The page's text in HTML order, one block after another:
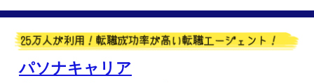
パソナキャリア